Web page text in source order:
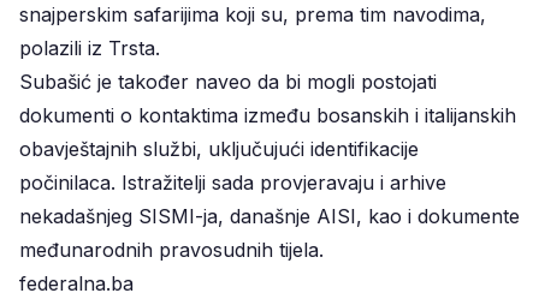
snajperskim safarijima koji su, prema tim navodima,
polazili iz Trsta.
Subašić je također naveo da bi mogli postojati
dokumenti o kontaktima između bosanskih i italijanskih
obavještajnih službi, uključujući identifikacije
počinilaca. Istražitelji sada provjeravaju i arhive
nekadašnjeg SISMI-ja, današnje AISI, kao i dokumente
međunarodnih pravosudnih tijela.
federalna.ba